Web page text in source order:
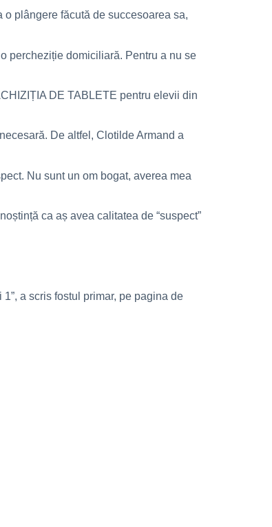
plângere făcută de succesoarea sa,
percheziție domiciliară. Pentru a nu se
DE TABLETE pentru elevii din
De altfel, Clotilde Armand a
Nu sunt un om bogat, averea mea
ca aș avea calitatea de “suspect”
a scris fostul primar, pe pagina de